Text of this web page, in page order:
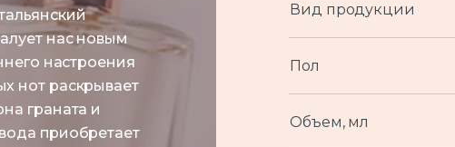
нас новым
настроения
нот раскрывает
граната и
приобретает
Вид продукции
Пол
Объем, мл